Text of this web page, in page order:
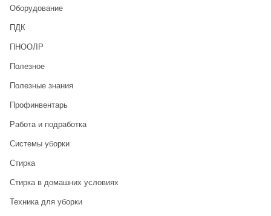
Оборудование
ПДК
ПНООЛР
Полезное
Полезные знания
Профинвентарь
Работа и подработка
Системы уборки
Стирка
Стирка в домашних условиях
Техника для уборки